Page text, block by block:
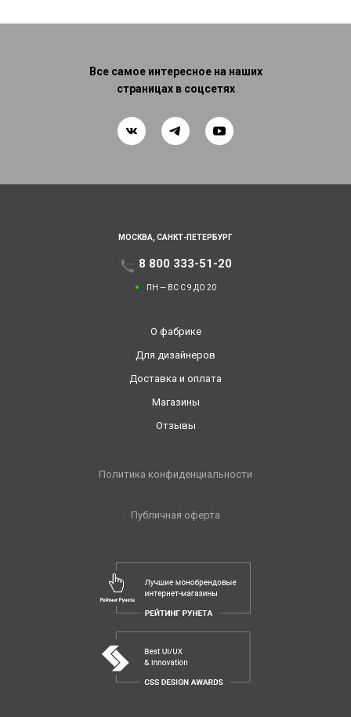
Все самое интересное на наших
страницах в соцсетях
МОСКВА, САНКТ-ПЕТЕРБУРГ
8 800 333-51-20
ПН — ВС С 9 ДО 20
О фабрике
Для дизайнеров
Доставка и оплата
Магазины
Отзывы
Политика конфиденциальности
Публичная оферта